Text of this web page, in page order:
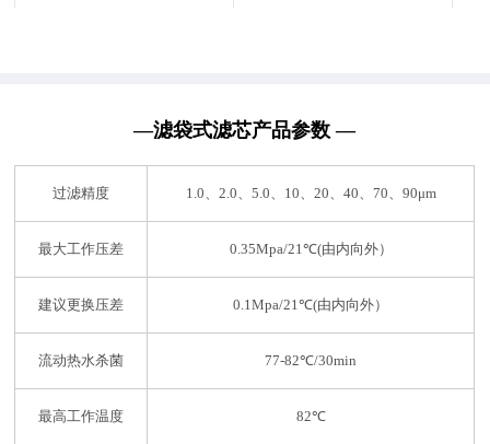
—滤袋式滤芯产品参数 —
过滤精度 1.0、2.0、5.0、10、20、40、70、90μm
最大工作压差 0.35Mpa/21℃(由内向外）
建议更换压差 0.1Mpa/21℃(由内向外）
流动热水杀菌 77-82℃/30min
最高工作温度 82℃